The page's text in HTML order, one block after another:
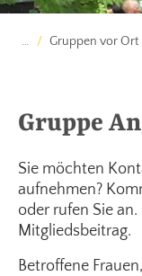
… Gruppen vor Ort
Gruppe
Sie möchten
aufnehmen?
oder rufen Sie
Mitgliedsbeitrag.
Betroffene